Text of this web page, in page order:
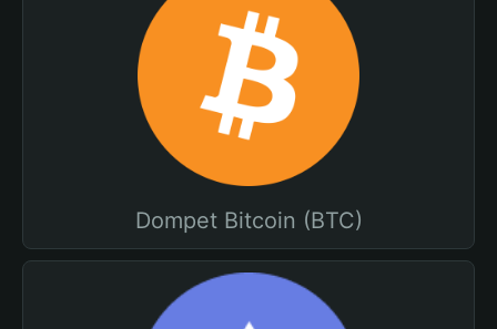
Dompet Bitcoin (BTC)